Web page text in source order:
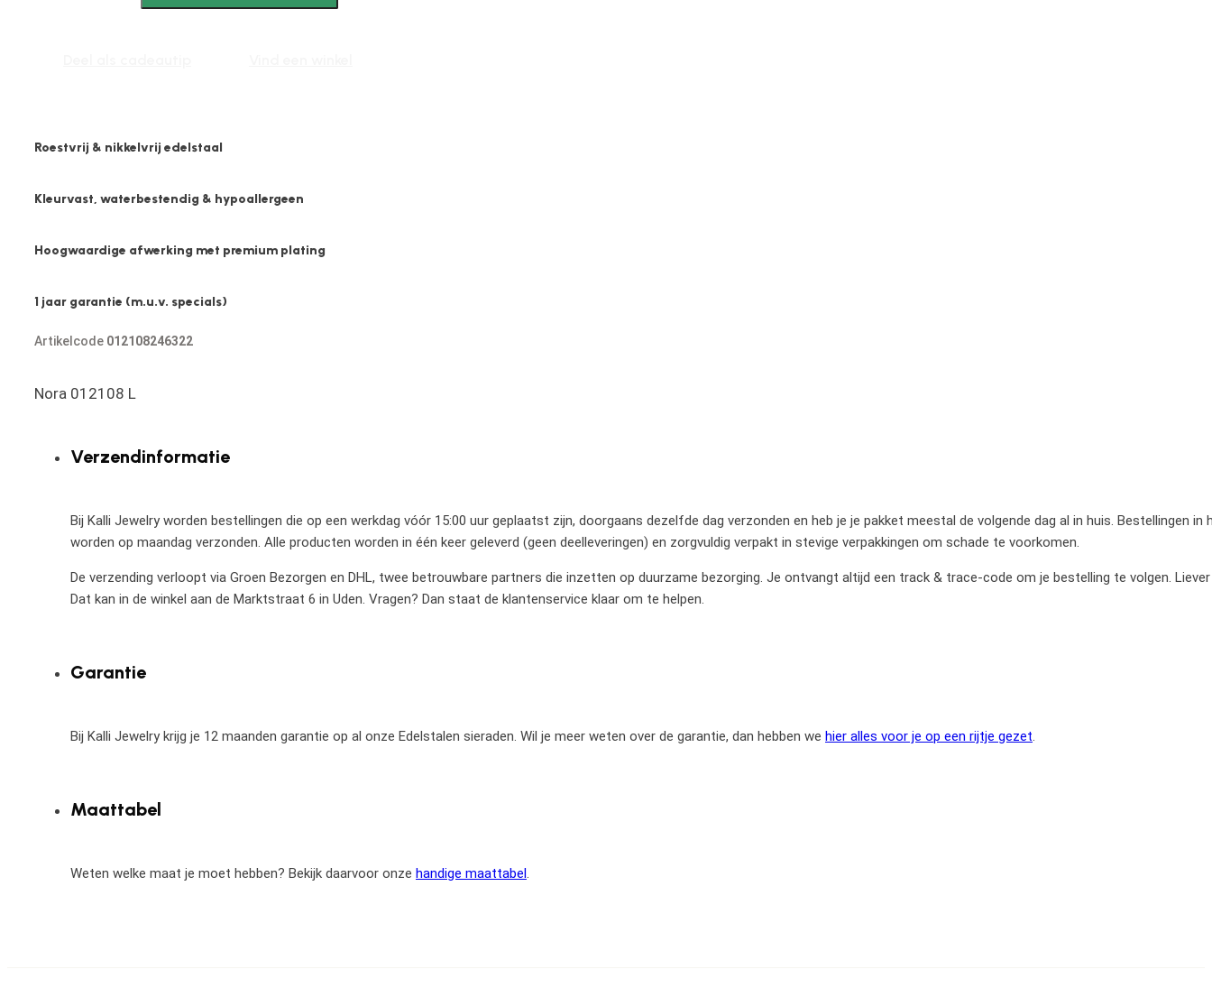
Roestvrij & nikkelvrij edelstaal
Kleurvast, waterbestendig & hypoallergeen
Hoogwaardige afwerking met premium plating
1 jaar garantie (m.u.v. specials)
Artikelcode 012108246322
Nora 012108 L
Verzendinformatie
Bij Kalli Jewelry worden bestellingen die op een werkdag vóór 15:00 uur geplaatst zijn, doorgaans dezelfde dag verzonden en heb je je pakket meestal de volgende dag al in huis. Bestellingen in
worden op maandag verzonden. Alle producten worden in één keer geleverd (geen deelleveringen) en zorgvuldig verpakt in stevige verpakkingen om schade te voorkomen.
De verzending verloopt via Groen Bezorgen en DHL, twee betrouwbare partners die inzetten op duurzame bezorging. Je ontvangt altijd een track & trace-code om je bestelling te volgen.
Dat kan in de winkel aan de Marktstraat 6 in Uden. Vragen? Dan staat de klantenservice klaar om te helpen.
Garantie
Bij Kalli Jewelry krijg je 12 maanden garantie op al onze Edelstalen sieraden. Wil je meer weten over de garantie, dan hebben we hier alles voor je op een rijtje gezet.
Maattabel
Weten welke maat je moet hebben? Bekijk daarvoor onze handige maattabel.